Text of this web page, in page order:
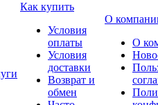
Как купить
Условия
оплаты
Условия
доставки
Возврат и
обмен
О
О